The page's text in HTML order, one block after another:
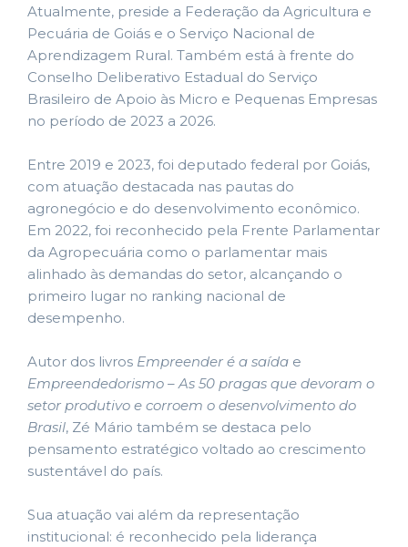
Atualmente, preside a Federação da Agricultura e
Pecuária de Goiás e o Serviço Nacional de
Aprendizagem Rural. Também está à frente do
Conselho Deliberativo Estadual do Serviço
Brasileiro de Apoio às Micro e Pequenas Empresas
no período de 2023 a 2026.
Entre 2019 e 2023, foi deputado federal por Goiás,
com atuação destacada nas pautas do
agronegócio e do desenvolvimento econômico.
Em 2022, foi reconhecido pela Frente Parlamentar
da Agropecuária como o parlamentar mais
alinhado às demandas do setor, alcançando o
primeiro lugar no ranking nacional de
desempenho.
Autor dos livros Empreender é a saída e
Empreendedorismo – As 50 pragas que devoram o
setor produtivo e corroem o desenvolvimento do
Brasil, Zé Mário também se destaca pelo
pensamento estratégico voltado ao crescimento
sustentável do país.
Sua atuação vai além da representação
institucional: é reconhecido pela liderança